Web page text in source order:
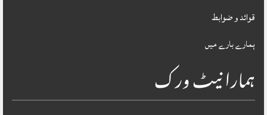
قوائد و ضوابط
ہمارے بارے میں
ہمارا نیٹ ورک